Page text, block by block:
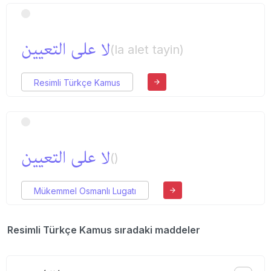
لا علی التعیین(la alet tayin)
Resimli Türkçe Kamus
لا علی التعیین()
Mükemmel Osmanlı Lugatı
Resimli Türkçe Kamus sıradaki maddeler